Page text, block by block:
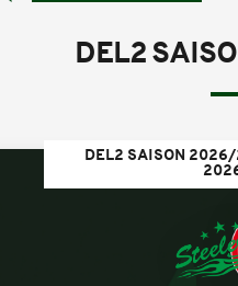
DEL2
DEL2 SAISON